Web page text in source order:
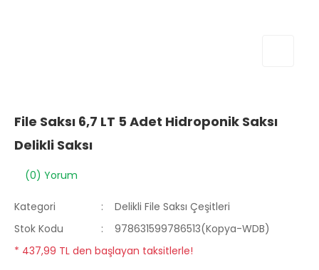
File Saksı 6,7 LT 5 Adet Hidroponik Saksı
Delikli Saksı
(0) Yorum
Kategori
Delikli File Saksı Çeşitleri
Stok Kodu
978631599786513(Kopya-WDB)
* 437,99 TL den başlayan taksitlerle!